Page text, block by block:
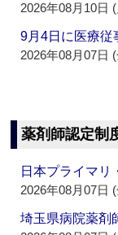
2026年08月10日
9月4日に医療
2026年08月07日
薬剤師認定制
日本プライマ
2026年08月07日
埼玉県病院薬